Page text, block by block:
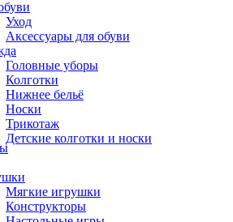
Уход
Аксессуары для обуви
Головные уборы
Колготки
Нижнее бельё
Носки
Трикотаж
Детские колготки и носки
Мягкие игрушки
Конструкторы